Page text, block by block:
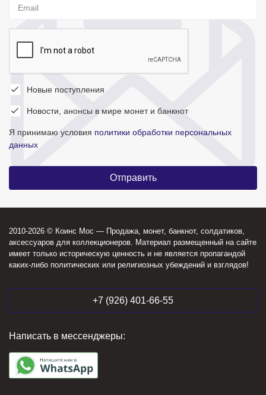
Новые поступления
Новости, анонсы в мире монет и банкнот
Я принимаю условия политики обработки персональных
данных
2010-2026 © Коинс Мос — Продажа, монет, банкнот, солдатиков,
аксессуаров для коллекционеров. Материал размещенный на сайте
имеет только историческую ценность и не является пропагандой
каких-либо политических или религиозных убеждений и взглядов!
+7 (926) 401-66-55
Написать в мессенджеры: